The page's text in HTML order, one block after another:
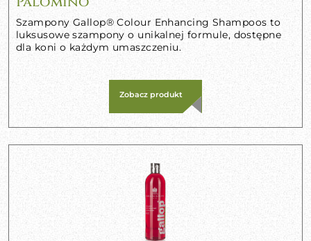
Szampony Gallop® Colour Enhancing Shampoos to
luksusowe szampony o unikalnej formule, dostępne
dla koni o każdym umaszczeniu.
Zobacz produkt